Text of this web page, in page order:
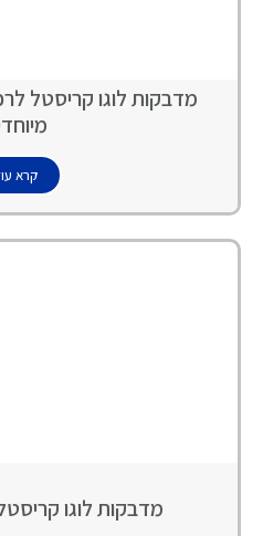
מדבקות לוגו קריסטל
קרא
מדבקות לוגו